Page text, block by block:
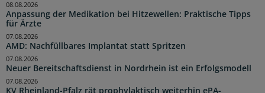
Anpassung der Medikation bei Hitzewellen: Praktische Tipps
für Ärzte
08.08.2026
AMD: Nachfüllbares Implantat statt Spritzen
07.08.2026
Neuer Bereitschaftsdienst in Nordrhein ist ein Erfolgsmodell
07.08.2026
KV Rheinland-Pfalz rät prophylaktisch weiterhin ePA-
07.08.2026